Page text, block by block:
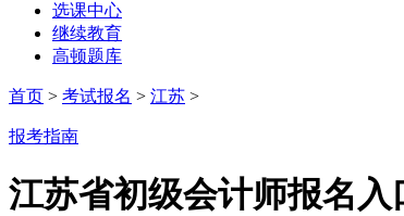
选课中心
继续教育
高顿题库
首页 > 考试报名 > 江苏 >
报考指南
江苏省初级会计师报名入